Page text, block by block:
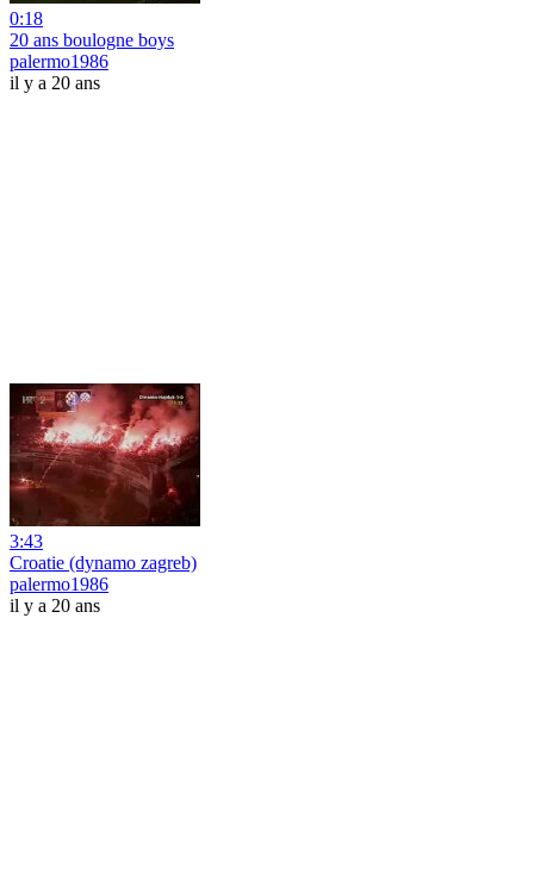
0:18
20 ans boulogne boys
palermo1986
il y a 20 ans
3:43
Croatie (dynamo zagreb)
palermo1986
il y a 20 ans